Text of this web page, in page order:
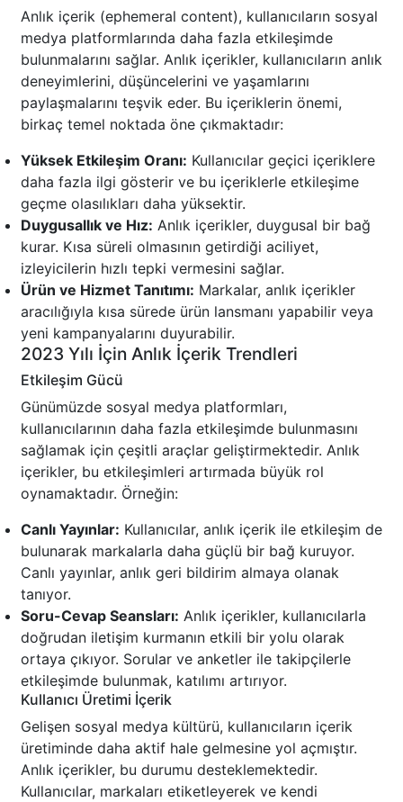
Anlık içerik (ephemeral content), kullanıcıların sosyal
medya platformlarında daha fazla etkileşimde
bulunmalarını sağlar. Anlık içerikler, kullanıcıların anlık
deneyimlerini, düşüncelerini ve yaşamlarını
paylaşmalarını teşvik eder. Bu içeriklerin önemi,
birkaç temel noktada öne çıkmaktadır:
Yüksek Etkileşim Oranı: Kullanıcılar geçici içeriklere
daha fazla ilgi gösterir ve bu içeriklerle etkileşime
geçme olasılıkları daha yüksektir.
Duygusallık ve Hız: Anlık içerikler, duygusal bir bağ
kurar. Kısa süreli olmasının getirdiği aciliyet,
izleyicilerin hızlı tepki vermesini sağlar.
Ürün ve Hizmet Tanıtımı: Markalar, anlık içerikler
aracılığıyla kısa sürede ürün lansmanı yapabilir veya
yeni kampanyalarını duyurabilir.
2023 Yılı İçin Anlık İçerik Trendleri
Etkileşim Gücü
Günümüzde sosyal medya platformları,
kullanıcılarının daha fazla etkileşimde bulunmasını
sağlamak için çeşitli araçlar geliştirmektedir. Anlık
içerikler, bu etkileşimleri artırmada büyük rol
oynamaktadır. Örneğin:
Canlı Yayınlar: Kullanıcılar, anlık içerik ile etkileşim de
bulunarak markalarla daha güçlü bir bağ kuruyor.
Canlı yayınlar, anlık geri bildirim almaya olanak
tanıyor.
Soru-Cevap Seansları: Anlık içerikler, kullanıcılarla
doğrudan iletişim kurmanın etkili bir yolu olarak
ortaya çıkıyor. Sorular ve anketler ile takipçilerle
etkileşimde bulunmak, katılımı artırıyor.
Kullanıcı Üretimi İçerik
Gelişen sosyal medya kültürü, kullanıcıların içerik
üretiminde daha aktif hale gelmesine yol açmıştır.
Anlık içerikler, bu durumu desteklemektedir.
Kullanıcılar, markaları etiketleyerek ve kendi